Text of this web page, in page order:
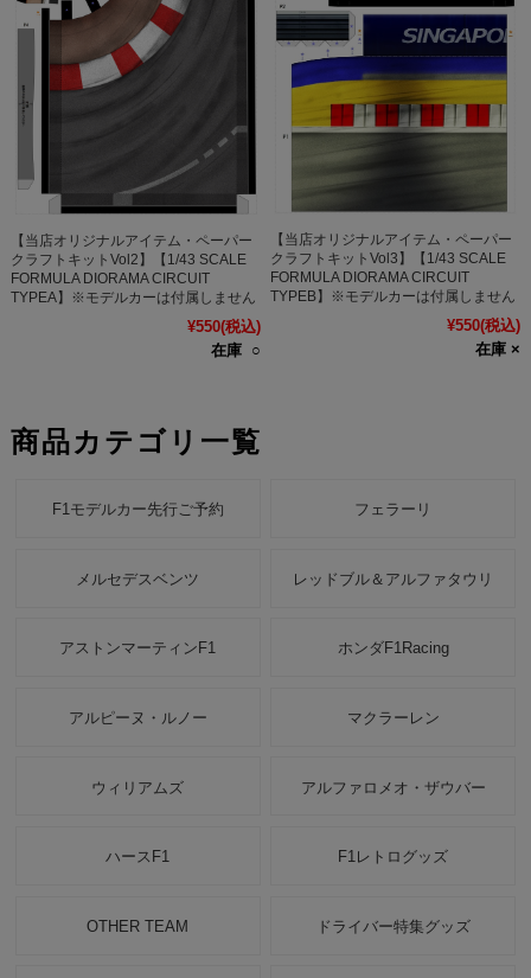
【当店オリジナルアイテム・ペーパー
クラフトキットVol2】【1/43 SCALE
FORMULA DIORAMA CIRCUIT
TYPEA】※モデルカーは付属しません
¥550(税込)
在庫 ○
【当店オリジナルアイテム・ペーパー
クラフトキットVol3】【1/43 SCALE
FORMULA DIORAMA CIRCUIT
TYPEB】※モデルカーは付属しません
¥550(税込)
在庫 ×
商品カテゴリ一覧
F1モデルカー先行ご予約 フェラーリ
メルセデスベンツ レッドブル＆アルファタウリ
アストンマーティンF1 ホンダF1Racing
アルピーヌ・ルノー マクラーレン
ウィリアムズ アルファロメオ・ザウバー
ハースF1 F1レトログッズ
OTHER TEAM ドライバー特集グッズ